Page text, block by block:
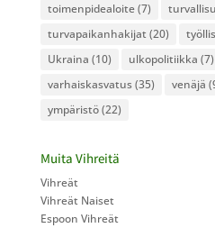
toimenpidealoite(7)
turvapaikanhakijat (20)
Ukraina (10) ulkopolitiikka (7)
varhaiskasvatus(35) venäjä
ympäristö(22)
Muita Vihreitä
Vihreät
Vihreät Naiset
Espoon Vihreät